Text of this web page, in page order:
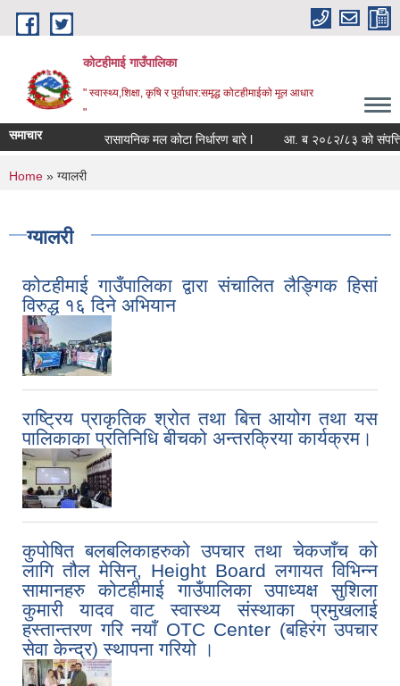
Skip to main content
कोटहीमाई गाउँपालिका
" स्वास्थ्य,शिक्षा, कृषि र पूर्वाधार:समृद्ध कोटहीमाईको मूल आधार
"
समाचार रासायनिक मल कोटा निर्धारण बारे l आ. ब २०८२/८३ को संपत्ति
You are here
Home » ग्यालरी
ग्यालरी
कोटहीमाई गाउँपालिका द्वारा संचालित लैङ्गिक हिसां
विरुद्ध १६ दिने अभियान
राष्ट्रिय प्राकृतिक श्रोत तथा बित्त आयोग तथा यस
पालिकाका प्रतिनिधि बीचको अन्तरक्रिया कार्यक्रम।
कुपोषित बलबलिकाहरुको उपचार तथा चेकजाँच को
लागि तौल मेसिन्, Height Board लगायत विभिन्न
सामानहरु कोटहीमाई गाउँपालिका उपाध्यक्ष सुशिला
कुमारी यादव वाट स्वास्थ्य संस्थाका प्रमुखलाई
हस्तान्तरण गरि नयाँ OTC Center (बहिरंग उपचार
सेवा केन्द्र) स्थापना गरियो ।